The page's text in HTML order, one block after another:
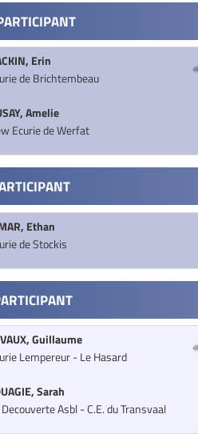
Erin
de Brichtembeau
Amelie
Ecurie de Werfat
Ethan
de Stockis
Guillaume
Lempereur - Le Hasard
Sarah
Asbl - C.E. du Transvaal